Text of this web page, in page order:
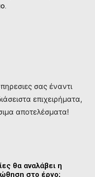
σας έναντι
επιχειρήματα,
αποτελέσματα!
θα αναλάβει η
στο έργο;